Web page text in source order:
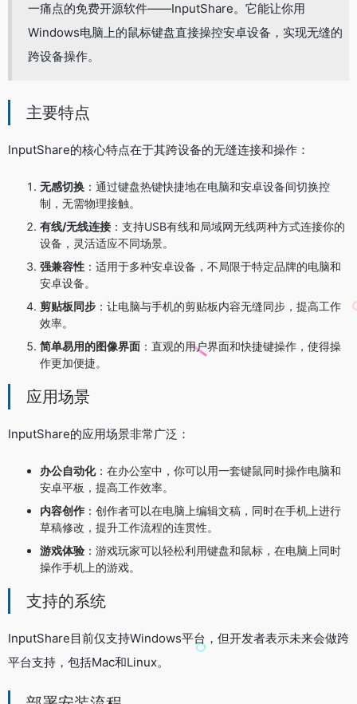
一痛点的免费开源软件——InputShare。它能让你用
Windows电脑上的鼠标键盘直接操控安卓设备，实现无缝的
跨设备操作。
主要特点
InputShare的核心特点在于其跨设备的无缝连接和操作：
无感切换 ：通过键盘热键快捷地在电脑和安卓设备间切换控
制，无需物理接触。
有线/无线连接 ：支持USB有线和局域网无线两种方式连接你的
设备，灵活适应不同场景。
强兼容性 ：适用于多种安卓设备，不局限于特定品牌的电脑和
安卓设备。
剪贴板同步 ：让电脑与手机的剪贴板内容无缝同步，提高工作
效率。
简单易用的图像界面 ：直观的用户界面和快捷键操作，使得操
作更加便捷。
应用场景
InputShare的应用场景非常广泛：
办公自动化：在办公室中，你可以用一套键鼠同时操作电脑和
安卓平板，提高工作效率。
内容创作 ：创作者可以在电脑上编辑文稿，同时在手机上进行
草稿修改，提升工作流程的连贯性。
游戏体验 ：游戏玩家可以轻松利用键盘和鼠标，在电脑上同时
操作手机上的游戏。
支持的系统
InputShare目前仅支持Windows平台，但开发者表示未来会做跨
平台支持，包括Mac和Linux。